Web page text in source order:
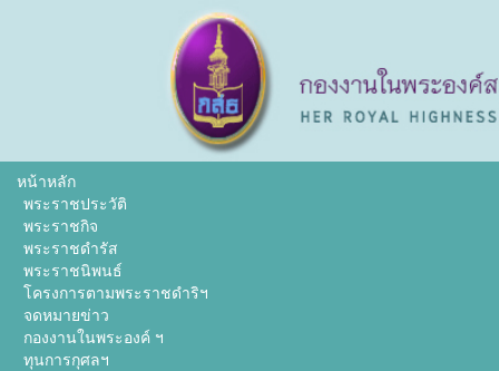
หน้าหลัก
พระราชประวัติ
พระราชกิจ
พระราชดำรัส
พระราชนิพนธ์
โครงการตามพระราชดำริฯ
จดหมายข่าว
กองงานในพระองค์ ฯ
ทุนการกุศลฯ